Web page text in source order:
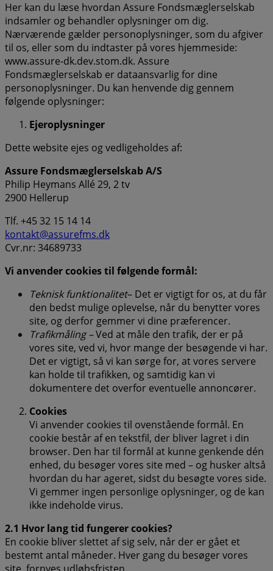
Her kan du læse hvordan Assure Fondsmæglerselskab
indsamler og behandler oplysninger om dig.
Nærværende gælder personoplysninger, som du afgiver
til os, eller som du indtaster på vores hjemmeside:
www.assure-dk.dev.stom.dk. Assure
Fondsmæglerselskab er dataansvarlig for dine
personoplysninger. Du kan henvende dig gennem
følgende oplysninger:
Ejeroplysninger
Dette website ejes og vedligeholdes af:
Assure Fondsmæglerselskab A/S
Philip Heymans Allé 29, 2 tv
2900 Hellerup
Tlf. +45 32 15 14 14
kontakt@assurefms.dk
Cvr.nr: 34689733
Vi anvender cookies til følgende formål:
Teknisk funktionalitet– Det er vigtigt for os, at du får
den bedst mulige oplevelse, når du benytter vores
site, og derfor gemmer vi dine præferencer.
Trafikmåling –Ved at måle den trafik, der er på
vores site, ved vi, hvor mange der besøgende vi har.
Det er vigtigt, så vi kan sørge for, at vores servere
kan holde til trafikken, og samtidig kan vi
dokumentere det overfor eventuelle annoncører.
Cookies
Vi anvender cookies til ovenstående formål. En
cookie består af en tekstfil, der bliver lagret i din
browser. Den har til formål at kunne genkende dén
enhed, du besøger vores site med – og husker altså
hvordan du har ageret, sidst du besøgte vores side.
Vi gemmer ingen personlige oplysninger, og de kan
ikke indeholde virus.
2.1 Hvor lang tid fungerer cookies?
En cookie bliver slettet af sig selv, når der er gået et
bestemt antal måneder. Hver gang du besøger vores